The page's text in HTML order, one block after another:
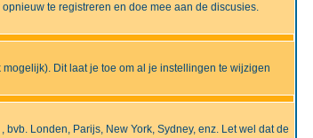
te registreren en doe mee aan de discusies.
Dit laat je toe om al je instellingen te wijzigen
Londen, Parijs, New York, Sydney, enz. Let wel dat de